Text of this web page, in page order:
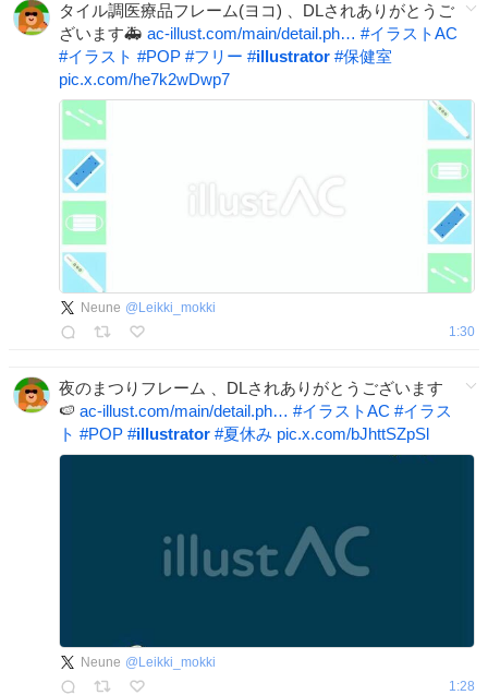
タイル調医療品フレーム(ヨコ) 、DLされありがとうご
ざいます🚑 ac-illust.com/main/detail.ph… #イラストAC
#イラスト #POP #フリー #illustrator #保健室
pic.x.com/he7k2wDwp7
Neune @ Leikki_mokki
1:30
夜のまつりフレーム 、DLされありがとうございます
🍉 ac-illust.com/main/detail.ph… #イラストAC #イラス
ト #POP #illustrator #夏休み pic.x.com/bJhttSZpSl
Neune @ Leikki_mokki
1:28